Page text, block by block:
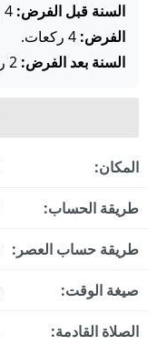
السنة قبل الفرض:
الفرض:
السنة بعد الفرض:
المكان:
طريقة الحساب:
طريقة حساب العصر:
صيغة الوقت:
الصلاة القادمة: